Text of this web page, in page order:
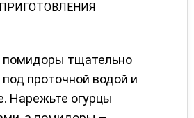
помидоры тщательно
проточной водой и
Нарежьте огурцы